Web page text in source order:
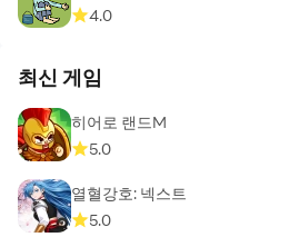
4.0
최신 게임
히어로 랜드M
5.0
열혈강호: 넥스트
5.0